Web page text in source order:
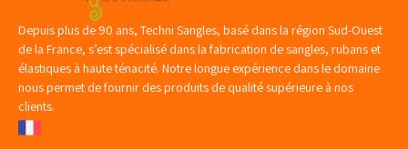
Depuis plus de 90 ans, Techni Sangles, basé dans la région Sud-Ouest
de la France, s’est spécialisé dans la fabrication de sangles, rubans et
élastiques à haute ténacité. Notre longue expérience dans le domaine
nous permet de fournir des produits de qualité supérieure à nos
clients.